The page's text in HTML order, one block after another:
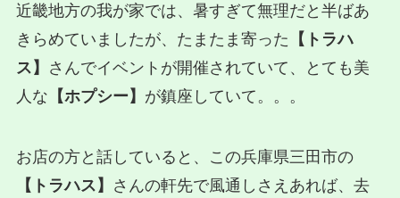
近畿地方の我が家では、暑すぎて無理だと半ばあ
きらめていましたが、たまたま寄った 【トラハ
ス】
さんでイベントが開催されていて、とても美
人な 【ホプシー】 が鎮座していて。。。
お店の方と話していると、この兵庫県三田市の
【トラハス】
さんの軒先で風通しさえあれば、去